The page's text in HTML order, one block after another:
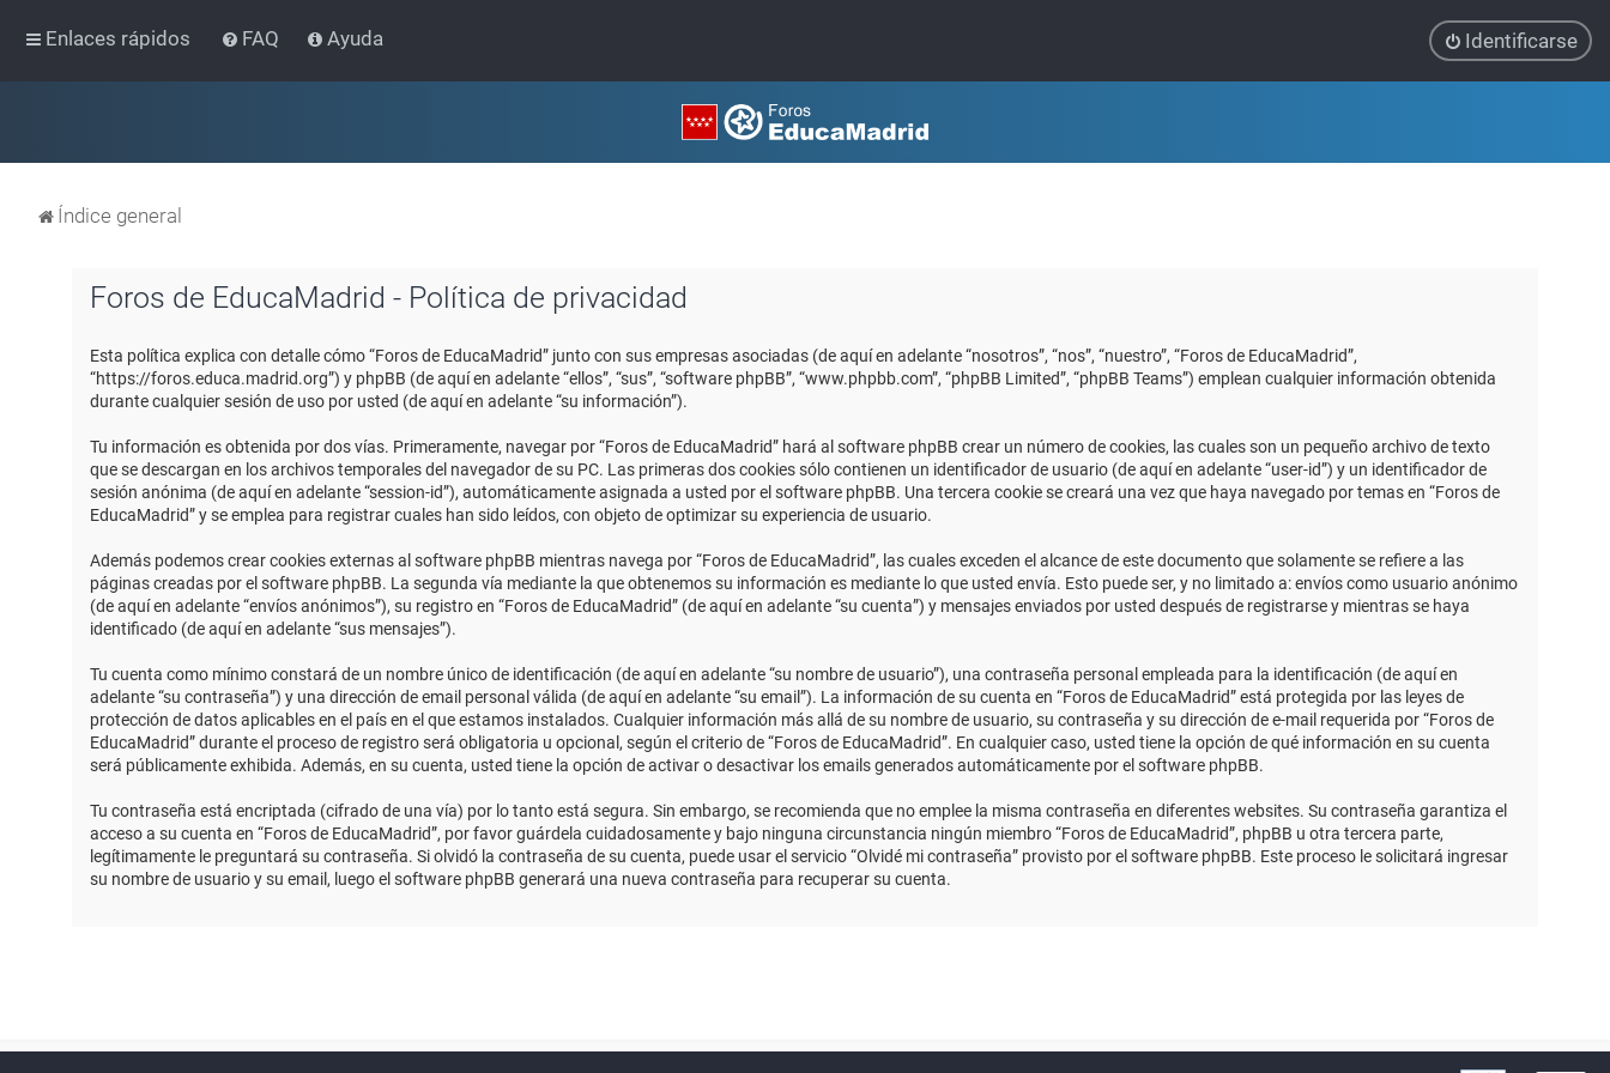
Enlaces rápidos FAQ Ayuda Identificarse
Índice general
Foros de EducaMadrid - Política de privacidad
Esta política explica con detalle cómo “Foros de EducaMadrid” junto con sus empresas asociadas (de aquí en adelante “nosotros”, “nos”, “nuestro”, “Foros de EducaMadrid”,
“https://foros.educa.madrid.org”) y phpBB (de aquí en adelante “ellos”, “sus”, “software phpBB”, “www.phpbb.com”, “phpBB Limited”, “phpBB Teams”) emplean cualquier información obtenida
durante cualquier sesión de uso por usted (de aquí en adelante “su información”).
Tu información es obtenida por dos vías. Primeramente, navegar por “Foros de EducaMadrid” hará al software phpBB crear un número de cookies, las cuales son un pequeño archivo de texto
que se descargan en los archivos temporales del navegador de su PC. Las primeras dos cookies sólo contienen un identificador de usuario (de aquí en adelante “user-id”) y un identificador de
sesión anónima (de aquí en adelante “session-id”), automáticamente asignada a usted por el software phpBB. Una tercera cookie se creará una vez que haya navegado por temas en “Foros de
EducaMadrid” y se emplea para registrar cuales han sido leídos, con objeto de optimizar su experiencia de usuario.
Además podemos crear cookies externas al software phpBB mientras navega por “Foros de EducaMadrid”, las cuales exceden el alcance de este documento que solamente se refiere a las
páginas creadas por el software phpBB. La segunda vía mediante la que obtenemos su información es mediante lo que usted envía. Esto puede ser, y no limitado a: envíos como usuario anónimo
(de aquí en adelante “envíos anónimos”), su registro en “Foros de EducaMadrid” (de aquí en adelante “su cuenta”) y mensajes enviados por usted después de registrarse y mientras se haya
identificado (de aquí en adelante “sus mensajes”).
Tu cuenta como mínimo constará de un nombre único de identificación (de aquí en adelante “su nombre de usuario”), una contraseña personal empleada para la identificación (de aquí en
adelante “su contraseña”) y una dirección de email personal válida (de aquí en adelante “su email”). La información de su cuenta en “Foros de EducaMadrid” está protegida por las leyes de
protección de datos aplicables en el país en el que estamos instalados. Cualquier información más allá de su nombre de usuario, su contraseña y su dirección de e-mail requerida por “Foros de
EducaMadrid” durante el proceso de registro será obligatoria u opcional, según el criterio de “Foros de EducaMadrid”. En cualquier caso, usted tiene la opción de qué información en su cuenta
será públicamente exhibida. Además, en su cuenta, usted tiene la opción de activar o desactivar los emails generados automáticamente por el software phpBB.
Tu contraseña está encriptada (cifrado de una vía) por lo tanto está segura. Sin embargo, se recomienda que no emplee la misma contraseña en diferentes websites. Su contraseña garantiza el
acceso a su cuenta en “Foros de EducaMadrid”, por favor guárdela cuidadosamente y bajo ninguna circunstancia ningún miembro “Foros de EducaMadrid”, phpBB u otra tercera parte,
legítimamente le preguntará su contraseña. Si olvidó la contraseña de su cuenta, puede usar el servicio “Olvidé mi contraseña” provisto por el software phpBB. Este proceso le solicitará ingresar
su nombre de usuario y su email, luego el software phpBB generará una nueva contraseña para recuperar su cuenta.